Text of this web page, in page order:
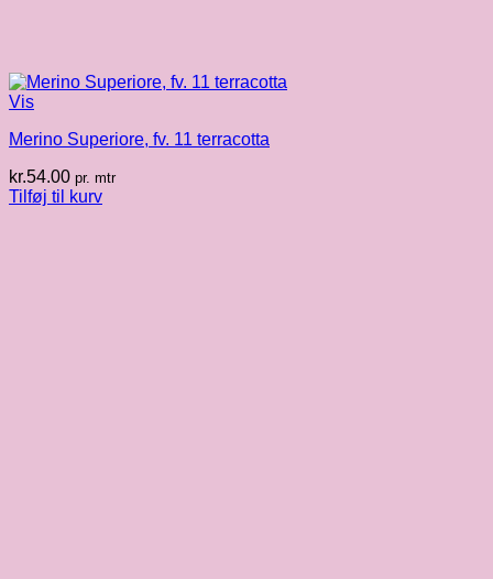
Vis
Merino Superiore, fv. 11 terracotta
kr.54.00 pr. mtr
Tilføj til kurv